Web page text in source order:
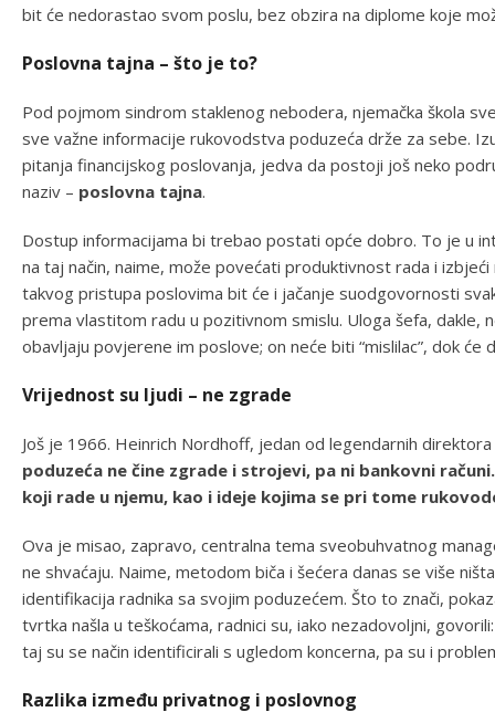
bit će nedorastao svom poslu, bez obzira na diplome koje
Poslovna tajna – što je to?
Pod pojmom sindrom staklenog nebodera, njemačka škola
sve važne informacije rukovodstva poduzeća drže za sebe.
pitanja financijskog poslovanja, jedva da postoji još neko
naziv – poslovna tajna.
Dostup informacijama bi trebao postati opće dobro. To je u
na taj način, naime, može povećati produktivnost rada i
takvog pristupa poslovima bit će i jačanje suodgovornosti
prema vlastitom radu u pozitivnom smislu. Uloga šefa, dakle,
obavljaju povjerene im poslove; on neće biti “mislilac”, dok će
Vrijednost su ljudi – ne zgrade
Još je 1966. Heinrich Nordhoff, jedan od legendarnih
poduzeća ne čine zgrade i strojevi, pa ni bankovni
koji rade u njemu, kao i ideje kojima se pri tome
Ova je misao, zapravo, centralna tema sveobuhvatnog
ne shvaćaju. Naime, metodom biča i šećera danas se više
identifikacija radnika sa svojim poduzećem. Što to znači,
tvrtka našla u teškoćama, radnici su, iako nezadovoljni,
taj su se način identificirali s ugledom koncerna, pa su i
Razlika između privatnog i poslovnog